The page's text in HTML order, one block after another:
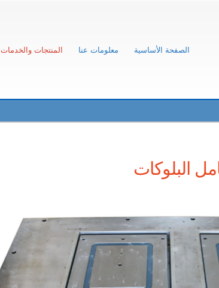
الصفحة الأساسية معلومات عنا المنتجات والخدمات
البلوكات